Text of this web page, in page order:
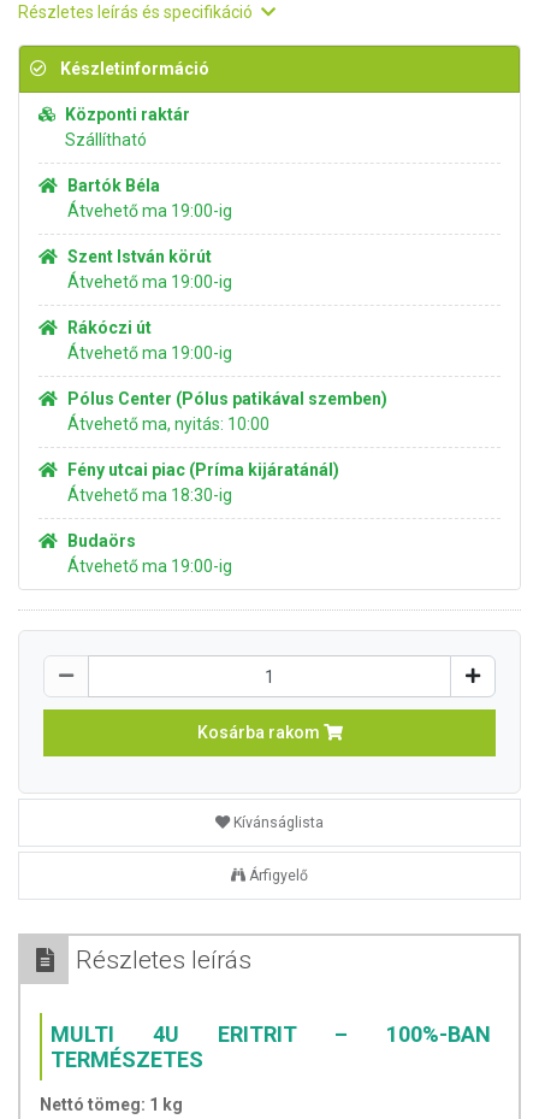
Részletes leírás és specifikáció
Készletinformáció
Központi raktár
Szállítható
Bartók Béla
Átvehető ma 19:00-ig
Szent István körút
Átvehető ma 19:00-ig
Rákóczi út
Átvehető ma 19:00-ig
Pólus Center (Pólus patikával szemben)
Átvehető ma, nyitás: 10:00
Fény utcai piac (Príma kijáratánál)
Átvehető ma 18:30-ig
Budaörs
Átvehető ma 19:00-ig
Kosárba rakom
Kívánságlista
Árfigyelő
Részletes leírás
MULTI 4U ERITRIT – 100%-BAN
TERMÉSZETES
Nettó tömeg: 1 kg